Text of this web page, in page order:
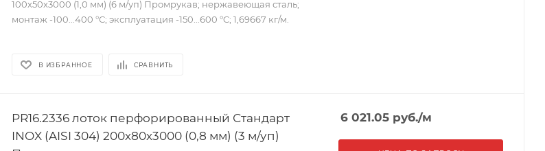
100х50х3000 (1,0 мм) (6 м/уп) Промрукав; нержавеющая сталь;
монтаж -100...400 °C; эксплуатация -150...600 °C; 1,69667 кг/м.
В ИЗБРАННОЕ СРАВНИТЬ
PR16.2336 лоток перфорированный Стандарт
INOX (AISI 304) 200х80х3000 (0,8 мм) (3 м/уп)
6 021.05 руб./м